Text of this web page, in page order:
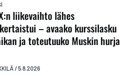
liikevaihto lähes
– avaako kurssilasku
ja toteutuuko Muskin hurja
/5.8.2026